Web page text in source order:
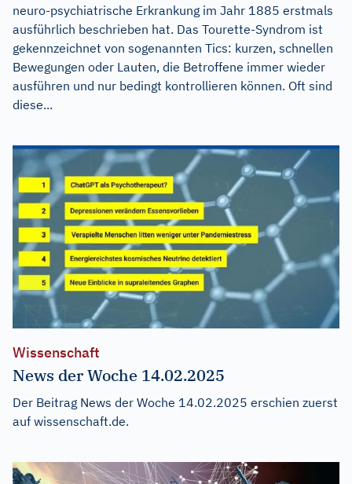
neuro-psychiatrische Erkrankung im Jahr 1885 erstmals
ausführlich beschrieben hat. Das Tourette-Syndrom ist
gekennzeichnet von sogenannten Tics: kurzen, schnellen
Bewegungen oder Lauten, die Betroffene immer wieder
ausführen und nur bedingt kontrollieren können. Oft sind
diese...
Wissenschaft
News der Woche 14.02.2025
Der Beitrag News der Woche 14.02.2025 erschien zuerst
auf wissenschaft.de.